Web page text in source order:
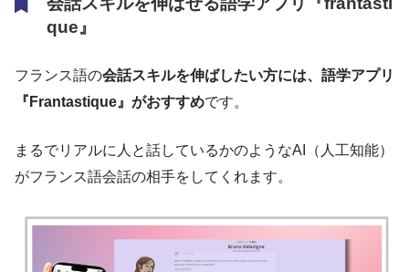
que』
フランス語の会話スキルを伸ばしたい方には、語学アプリ
『Frantastique』がおすすめです。
まるでリアルに人と話しているかのようなAI（人工知能）
がフランス語会話の相手をしてくれます。